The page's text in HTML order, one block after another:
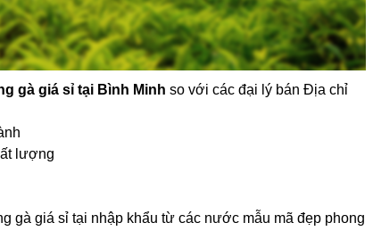
gà giá sỉ tại Bình Minh so với các đại lý bán Địa chỉ
lượng
gà giá sỉ tại nhập khẩu từ các nước mẫu mã đẹp phong